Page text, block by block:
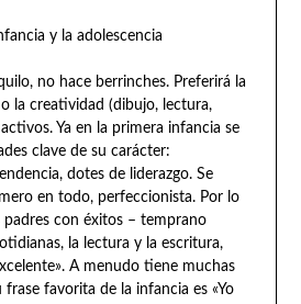
y la adolescencia
no hace berrinches. Preferirá la
la creatividad (dibujo, lectura,
Ya en la primera infancia se
clave de su carácter:
dotes de liderazgo. Se
en todo, perfeccionista. Por lo
con éxitos – temprano
la lectura y la escritura,
A menudo tiene muchas
favorita de la infancia es «Yo